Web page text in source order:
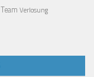
Team Verlosung